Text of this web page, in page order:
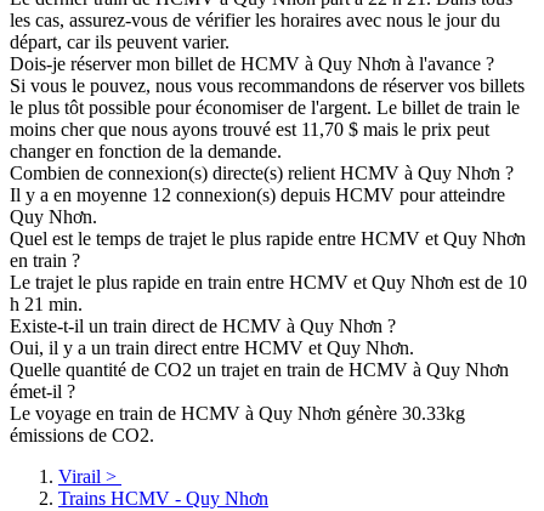
les cas, assurez-vous de vérifier les horaires avec nous le jour du
départ, car ils peuvent varier.
Dois-je réserver mon billet de HCMV à Quy Nhơn à l'avance ?
Si vous le pouvez, nous vous recommandons de réserver vos billets
le plus tôt possible pour économiser de l'argent. Le billet de train le
moins cher que nous ayons trouvé est 11,70 $ mais le prix peut
changer en fonction de la demande.
Combien de connexion(s) directe(s) relient HCMV à Quy Nhơn ?
Il y a en moyenne 12 connexion(s) depuis HCMV pour atteindre
Quy Nhơn.
Quel est le temps de trajet le plus rapide entre HCMV et Quy Nhơn
en train ?
Le trajet le plus rapide en train entre HCMV et Quy Nhơn est de 10
h 21 min.
Existe-t-il un train direct de HCMV à Quy Nhơn ?
Oui, il y a un train direct entre HCMV et Quy Nhơn.
Quelle quantité de CO2 un trajet en train de HCMV à Quy Nhơn
émet-il ?
Le voyage en train de HCMV à Quy Nhơn génère 30.33kg
émissions de CO2.
Virail >
Trains HCMV - Quy Nhơn